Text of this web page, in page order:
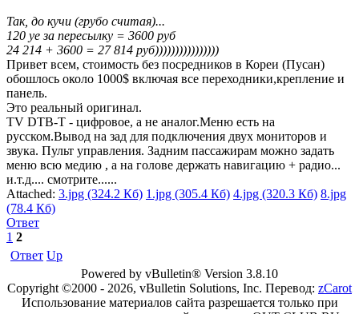
Так, до кучи (грубо считая)...
120 уе за пересылку = 3600 руб
24 214 + 3600 = 27 814 руб))))))))))))))))
Привет всем, стоимость без посредников в Кореи (Пусан)
обошлось около 1000$ включая все переходники,крепление и
панель.
Это реальный оригинал.
ТV DTB-T - цифровое, а не аналог.Меню есть на
русском.Вывод на зад для подключения двух мониторов и
звука. Пульт управления. Задним пассажирам можно задать
меню всю медию , а на голове держать навигацию + радио...
и.т.д.... смотрите......
Attached: 3.jpg (324.2 Кб) 1.jpg (305.4 Кб) 4.jpg (320.3 Кб) 8.jpg
(78.4 Кб)
Ответ
1 2
Ответ Up
Powered by vBulletin® Version 3.8.10
Copyright ©2000 - 2026, vBulletin Solutions, Inc. Перевод: zCarot
Использование материалов сайта разрешается только при